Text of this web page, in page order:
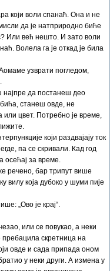
који воли спанаћ. Она и не
да је натприродно биће
Или већ нешто. И зато воли
Волела га је откад је била
узврати погледом,
да постанеш део
станеш овде, не
цвет. Потребно је време,
који раздвајају ток
па се скривали. Кад год
осећај за време.
речено, бар трипут више
вилу која дубоко у шуми пије
„Ово је крај“.
или се повукао, а неки
пребацила скретница на
овде и сада припада оном
у неки други. А измена у